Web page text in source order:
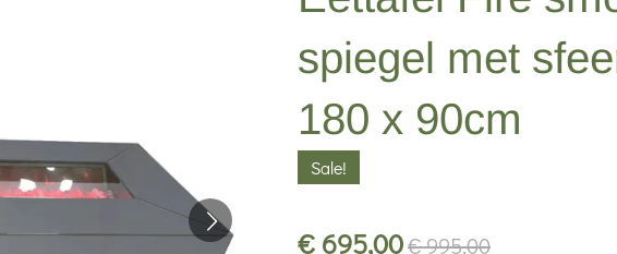
spiegel met
180 x 90cm
Sale!
€ 695,00€ 995,00